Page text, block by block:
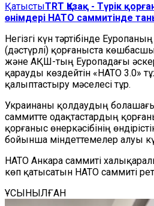
ҚатыстыTRT Қазақ - Түрік
өнімдері НАТО саммитінде
Негізгі күн тәртібінде
(дәстүрлі) қорғаныста
және АҚШ-тың Еуропадағы
қарауды көздейтін «НАТО 3.0»
қалыптастыру мәселесі тұр.
Украинаны қолдаудың
саммитте одақтастардың
қорғаныс өнеркәсібінің
бойынша міндеттемелер алуы
НАТО Анкара саммиті
көп қатысатын НАТО саммиті
ҰСЫНЫЛҒАН